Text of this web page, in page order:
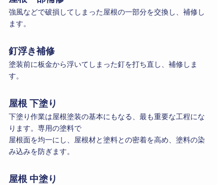
強風などで破損してしまった屋根の一部分を交換し、補修し
ます。
釘浮き補修
塗装前に板金から浮いてしまった釘を打ち直し、補修しま
す。
屋根 下塗り
下塗り作業は屋根塗装の基本にもなる、最も重要な工程にな
ります。専用の塗料で
屋根面を均一にし、屋根材と塗料との密着を高め、塗料の染
み込みを防ぎます。
屋根 中塗り